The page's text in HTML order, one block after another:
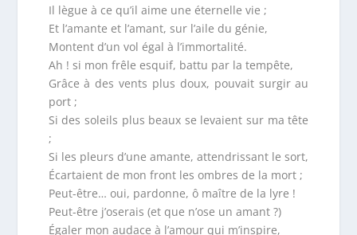
Il lègue à ce qu’il aime une éternelle vie ;
Et l’amante et l’amant, sur l’aile du génie,
Montent d’un vol égal à l’immortalité.
Ah ! si mon frêle esquif, battu par la tempête,
Grâce à des vents plus doux, pouvait surgir au
port ;
Si des soleils plus beaux se levaient sur ma tête
;
Si les pleurs d’une amante, attendrissant le sort,
Écartaient de mon front les ombres de la mort ;
Peut-être… oui, pardonne, ô maître de la lyre !
Peut-être j’oserais (et que n’ose un amant ?)
Égaler mon audace à l’amour qui m’inspire,